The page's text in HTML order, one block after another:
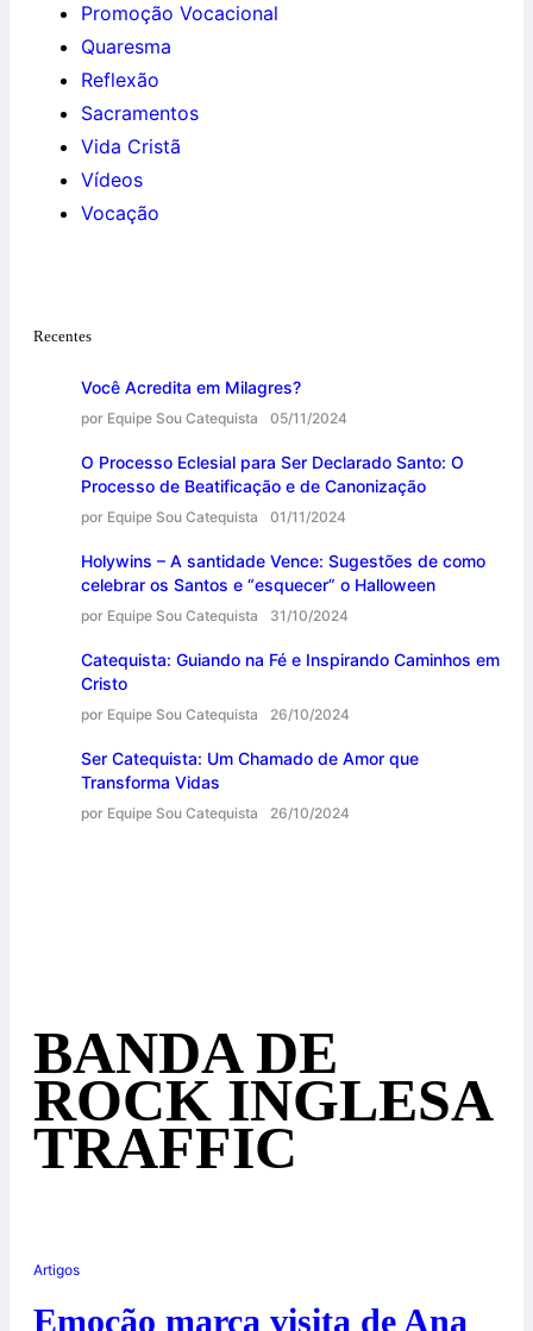
Promoção Vocacional
Quaresma
Reflexão
Sacramentos
Vida Cristã
Vídeos
Vocação
Recentes
Você Acredita em Milagres?
por Equipe Sou Catequista 05/11/2024
O Processo Eclesial para Ser Declarado Santo: O
Processo de Beatificação e de Canonização
por Equipe Sou Catequista 01/11/2024
Holywins – A santidade Vence: Sugestões de como
celebrar os Santos e “esquecer” o Halloween
por Equipe Sou Catequista 31/10/2024
Catequista: Guiando na Fé e Inspirando Caminhos em
Cristo
por Equipe Sou Catequista 26/10/2024
Ser Catequista: Um Chamado de Amor que
Transforma Vidas
por Equipe Sou Catequista 26/10/2024
BANDA DE
ROCK INGLESA
TRAFFIC
Artigos
Emoção marca visita de Ana